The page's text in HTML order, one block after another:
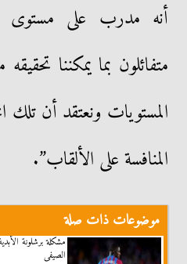
أنه مدرب على مستوى
متفائلون بما يمكننا
المستويات ونعتقد أن تلك
المنافسة على الألقاب”.
موضوعات ذات صلة
مشكلة برشلونة
الصيفى